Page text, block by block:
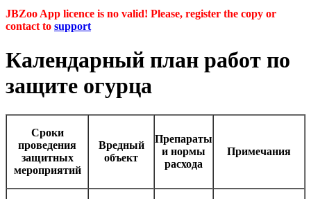
JBZoo App licence is no valid! Please, register the copy or
contact to support
Календарный план работ по
защите огурца
Сроки
проведения
защитных
мероприятий
Вредный
объект
Препараты
и нормы
расхода
Примечания